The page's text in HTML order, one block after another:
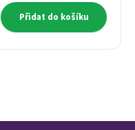
Přidat do košíku